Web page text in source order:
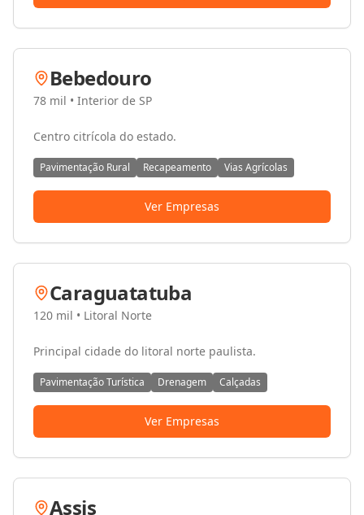
Bebedouro
78 mil • Interior de SP
Centro citrícola do estado.
Pavimentação Rural Recapeamento Vias Agrícolas
Ver Empresas
Caraguatatuba
120 mil • Litoral Norte
Principal cidade do litoral norte paulista.
Pavimentação Turística Drenagem Calçadas
Ver Empresas
Assis